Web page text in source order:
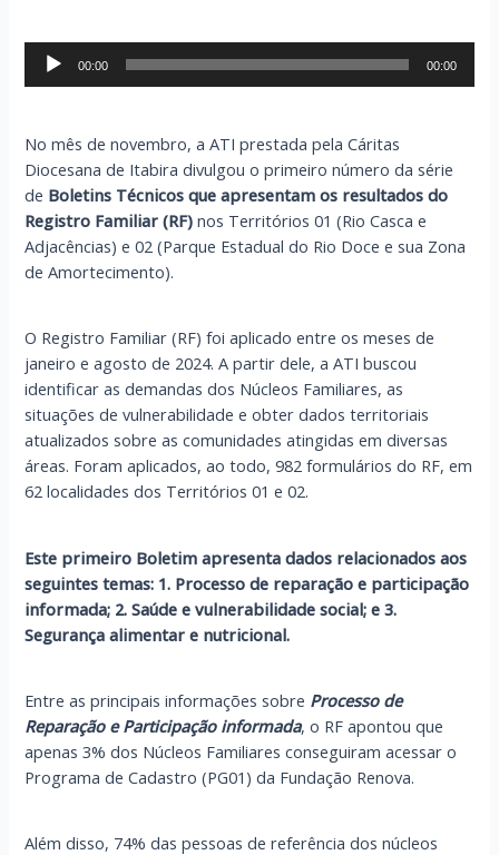
Tocador
00:00 00:00
No mês de novembro, a ATI prestada pela Cáritas
Diocesana de Itabira divulgou o primeiro número da série
de Boletins Técnicos que apresentam os resultados do
Registro Familiar (RF) nos Territórios 01 (Rio Casca e
Adjacências) e 02 (Parque Estadual do Rio Doce e sua Zona
de Amortecimento).
O Registro Familiar (RF) foi aplicado entre os meses de
janeiro e agosto de 2024. A partir dele, a ATI buscou
identificar as demandas dos Núcleos Familiares, as
situações de vulnerabilidade e obter dados territoriais
atualizados sobre as comunidades atingidas em diversas
áreas. Foram aplicados, ao todo, 982 formulários do RF, em
62 localidades dos Territórios 01 e 02.
Este primeiro Boletim apresenta dados relacionados aos
seguintes temas: 1. Processo de reparação e participação
informada; 2. Saúde e vulnerabilidade social; e 3.
Segurança alimentar e nutricional.
Entre as principais informações sobre Processo de
Reparação e Participação informada, o RF apontou que
apenas 3% dos Núcleos Familiares conseguiram acessar o
Programa de Cadastro (PG01) da Fundação Renova.
Além disso, 74% das pessoas de referência dos núcleos